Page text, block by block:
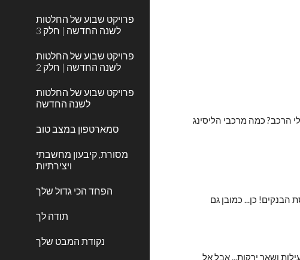
פרויקט שבוע של החלטות
לשנה החדשה | חלק 3
פרויקט שבוע של החלטות
לשנה החדשה | חלק 2
פרויקט שבוע של החלטות
לשנה החדשה
סמארטפון במצב טוב
מסורת, קיבעון מחשבתי
ויצירתיות
הפחד הכי גדול שלך
תודה לך
נקודת המבט שלך